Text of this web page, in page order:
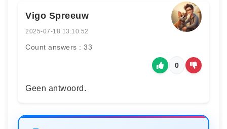
Vigo Spreeuw
2025-07-18 13:10:52
Count answers : 33
0
Geen antwoord.